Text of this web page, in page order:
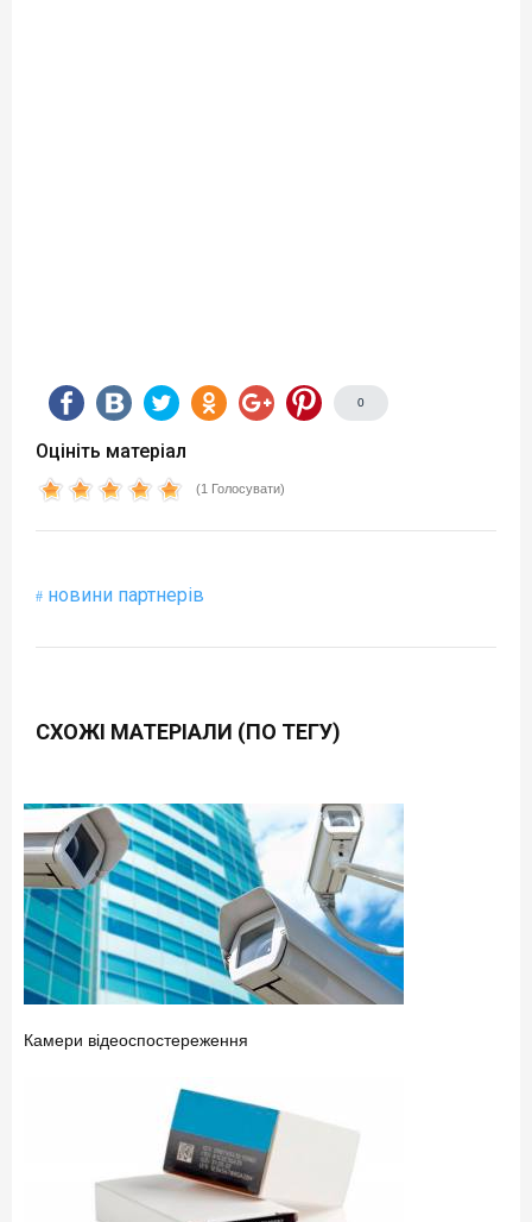
0
Оцініть матеріал
(1 Голосувати)
новини партнерів
СХОЖІ МАТЕРІАЛИ (ПО ТЕГУ)
Камери відеоспостереження